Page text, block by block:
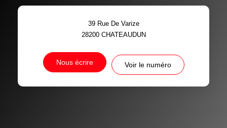
39 Rue De Varize
28200 CHATEAUDUN
Nous écrire Voir le numéro